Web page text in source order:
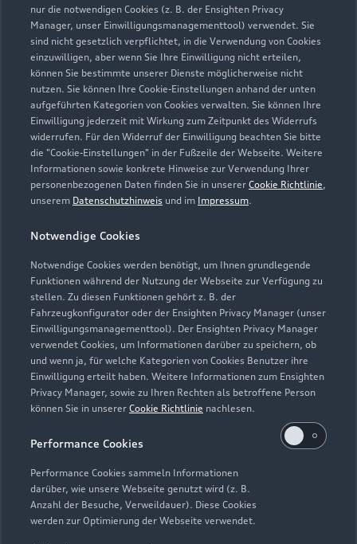
nur die notwendigen Cookies (z. B. der Ensighten Privacy
Manager, unser Einwilligungsmanagementtool) verwendet. Sie
sind nicht gesetzlich verpflichtet, in die Verwendung von Cookies
einzuwilligen, aber wenn Sie Ihre Einwilligung nicht erteilen,
können Sie bestimmte unserer Dienste möglicherweise nicht
nutzen. Sie können Ihre Cookie-Einstellungen anhand der unten
aufgeführten Kategorien von Cookies verwalten. Sie können Ihre
Einwilligung jederzeit mit Wirkung zum Zeitpunkt des Widerrufs
widerrufen. Für den Widerruf der Einwilligung beachten Sie bitte
die "Cookie-Einstellungen" in der Fußzeile der Webseite. Weitere
Informationen sowie konkrete Hinweise zur Verwendung Ihrer
personenbezogenen Daten finden Sie in unserer Cookie Richtlinie,
unserem Datenschutzhinweis und im Impressum.
Notwendige Cookies
Notwendige Cookies werden benötigt, um Ihnen grundlegende
Funktionen während der Nutzung der Webseite zur Verfügung zu
stellen. Zu diesen Funktionen gehört z. B. der
Fahrzeugkonfigurator oder der Ensighten Privacy Manager (unser
Einwilligungsmanagementtool). Der Ensighten Privacy Manager
verwendet Cookies, um Informationen darüber zu speichern, ob
und wenn ja, für welche Kategorien von Cookies Benutzer ihre
Einwilligung erteilt haben. Weitere Informationen zum Ensighten
Privacy Manager, sowie zu Ihren Rechten als betroffene Person
können Sie in unserer Cookie Richtlinie nachlesen.
Performance Cookies
Performance Cookies sammeln Informationen
darüber, wie unsere Webseite genutzt wird (z. B.
Anzahl der Besuche, Verweildauer). Diese Cookies
werden zur Optimierung der Webseite verwendet.
Kontaktdaten herunterladen
Öffnungszeiten
Verkauf
Geschlossen,öffnet am Samstag 09:00
Service
Geschlossen
Zurück nach oben
Modelle
Elektromodelle
Plug-in-Hybride
Neuwagensuche
Gebrauchtwagensuche
Service & Zubehör
Saisonale Angebote
Support